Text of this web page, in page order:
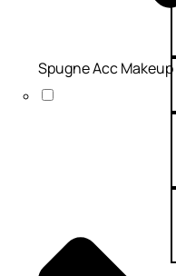
Spugne Acc Makeup